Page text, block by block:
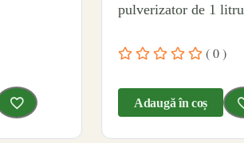
pulverizator de 1 litru
( 0 )
Adaugă în coș